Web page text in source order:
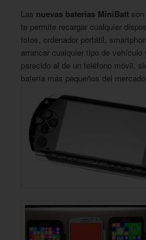
Las nuevas baterías MiniBatt
te permite recargar cualquier
fotos, ordenador portátil,
arrancar cualquier tipo de
parecido al de un teléfono móvil,
batería más pequeños del mercado.